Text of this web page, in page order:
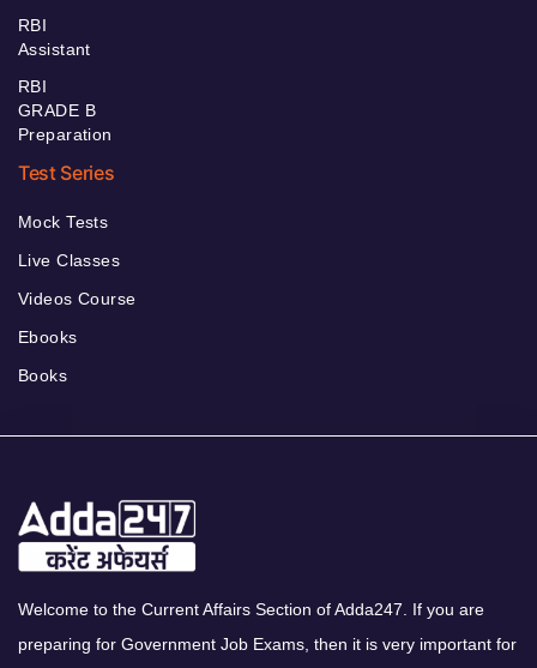
RBI
Assistant
RBI
GRADE B
Preparation
Test Series
Mock Tests
Live Classes
Videos Course
Ebooks
Books
Welcome to the Current Affairs Section of Adda247. If you are
preparing for Government Job Exams, then it is very important for